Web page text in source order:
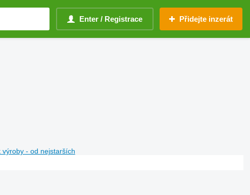
Enter / Registrace Přidejte inzerát
výroby - od nejstarších